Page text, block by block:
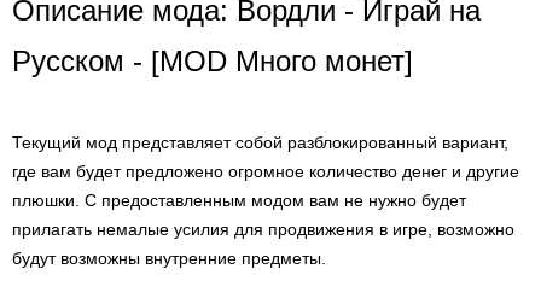
Описание мода: Вордли - Играй на
Русском - [MOD Много монет]
Текущий мод представляет собой разблокированный вариант,
где вам будет предложено огромное количество денег и другие
плюшки. С предоставленным модом вам не нужно будет
прилагать немалые усилия для продвижения в игре, возможно
будут возможны внутренние предметы.